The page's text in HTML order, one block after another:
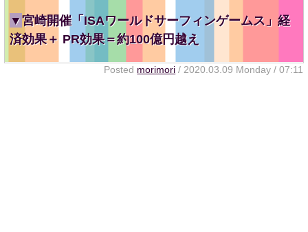
▼宮崎開催「ISAワールドサーフィンゲームス」経
済効果＋ PR効果＝約100億円越え
Posted morimori / 2020.03.09 Monday / 07:11